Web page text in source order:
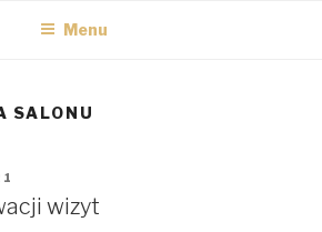
Menu
SALONU
wizyt